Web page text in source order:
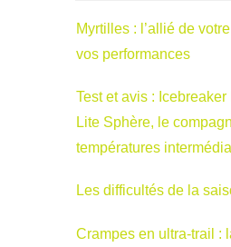
Myrtilles : l’allié de
vos performances
Test et avis :
Lite Sphère, le
températures
Les difficultés de la
Crampes en ultra-trail :